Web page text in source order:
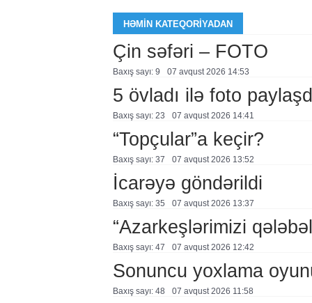
HƏMIN KATEQORIYADAN
Çin səfəri – FOTO
Baxış sayı: 9 07 avqust 2026 14:53
5 övladı ilə foto
Baxış sayı: 23 07 avqust 2026 14:41
“Topçular”a keçir?
Baxış sayı: 37 07 avqust 2026 13:52
İcarəyə göndərildi
Baxış sayı: 35 07 avqust 2026 13:37
“Azarkeşlərimizi
Baxış sayı: 47 07 avqust 2026 12:42
Sonuncu yoxlama
Baxış sayı: 48 07 avqust 2026 11:58